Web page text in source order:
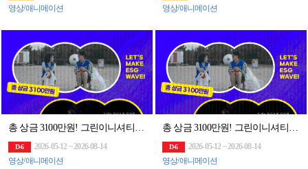
영상/애니메이션
영상/애니메이션
D-6
2026-05-12 ~ 2026-08-14
영상/애니메이션
D-6
2026-05-12 ~ 2026-08-14
영상/애니메이션